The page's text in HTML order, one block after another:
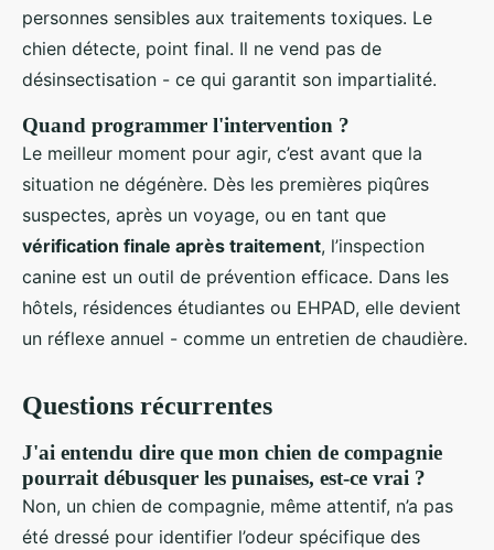
personnes sensibles aux traitements toxiques. Le
chien détecte, point final. Il ne vend pas de
désinsectisation - ce qui garantit son impartialité.
Quand programmer l'intervention ?
Le meilleur moment pour agir, c’est avant que la
situation ne dégénère. Dès les premières piqûres
suspectes, après un voyage, ou en tant que
vérification finale après traitement, l’inspection
canine est un outil de prévention efficace. Dans les
hôtels, résidences étudiantes ou EHPAD, elle devient
un réflexe annuel - comme un entretien de chaudière.
Questions récurrentes
J'ai entendu dire que mon chien de compagnie
pourrait débusquer les punaises, est-ce vrai ?
Non, un chien de compagnie, même attentif, n’a pas
été dressé pour identifier l’odeur spécifique des